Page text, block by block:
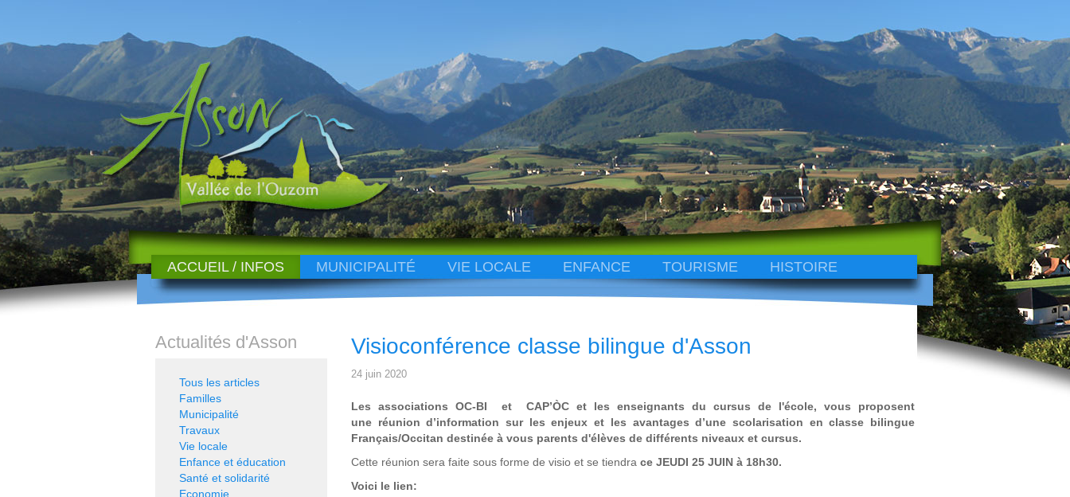
ACCUEIL / INFOS MUNICIPALITÉ VIE LOCALE ENFANCE TOURISME HISTOIRE
Visioconférence classe bilingue d'Asson
24 juin 2020
Les associations OC-BI et CAP’ÒC et les enseignants du cursus de l'école, vous proposent
une réunion d’information sur les enjeux et les avantages d’une scolarisation en classe bilingue
Français/Occitan destinée à vous parents d'élèves de différents niveaux et cursus.
Cette réunion sera faite sous forme de visio et se tiendra ce JEUDI 25 JUIN à 18h30.
Voici le lien:
Actualités d'Asson
Tous les articles
Familles
Municipalité
Travaux
Vie locale
Enfance et éducation
Santé et solidarité
Economie